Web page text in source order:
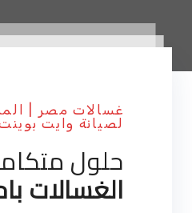
غسالات مصر |
لصيانة وايت
حلول
الغسالات